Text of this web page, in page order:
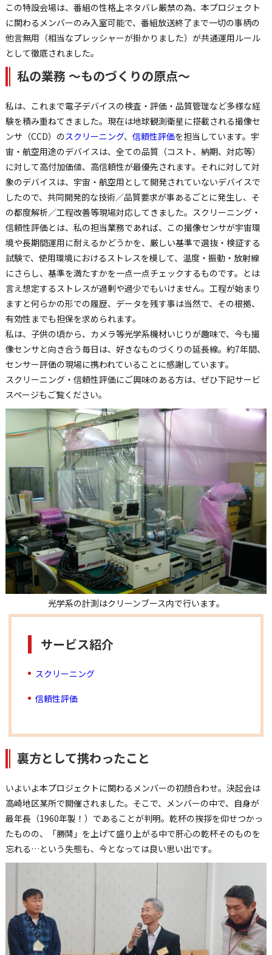
この特設会場は、番組の性格上ネタバレ厳禁の為、本プロジェクト
に関わるメンバーのみ入室可能で、番組放送終了まで一切の事柄の
他言無用（相当なプレッシャーが掛かりました）が共通運用ルール
として徹底されました。
私の業務 ～ものづくりの原点～
私は、これまで電子デバイスの検査・評価・品質管理など多様な経
験を積み重ねてきました。現在は地球観測衛星に搭載される撮像セ
ンサ（CCD）のスクリーニング、 信頼性評価を担当しています。宇
宙・航空用途のデバイスは、全ての品質（コスト、納期、対応等）
に対して高付加価値、高信頼性が最優先されます。それに対して対
象のデバイスは、宇宙・航空用として開発されていないデバイスで
したので、共同開発的な技術／品質要求が事あるごとに発生し、そ
の都度解析／工程改善等現場対応してきました。スクリーニング・
信頼性評価とは、私の担当業務であれば、この撮像センサが宇宙環
境や長期間運用に耐えるかどうかを、厳しい基準で選抜・検証する
試験で、使用環境におけるストレスを模して、温度・振動・放射線
にさらし、基準を満たすかを一点一点チェックするものです。とは
言え想定するストレスが過剰や過少でもいけません。工程が始まり
ますと何らかの形での履歴、データを残す事は当然で、その根拠、
有効性までも担保を求められます。
私は、子供の頃から、カメラ等光学系機材いじりが趣味で、今も撮
像センサと向き合う毎日は、好きなものづくりの延長線。約7年間、
センサー評価の現場に携われていることに感謝しています。
スクリーニング・信頼性評価にご興味のある方は、ぜひ下記サービ
スページもご覧ください。
光学系の計測はクリーンブース内で行います。
サービス紹介
スクリーニング
信頼性評価
裏方として携わったこと
いよいよ本プロジェクトに関わるメンバーの初顔合わせ。決起会は
高崎地区某所で開催されました。そこで、メンバーの中で、自身が
最年長（1960年製！）であることが判明。乾杯の挨拶を仰せつかっ
たものの、「勝鬨」を上げて盛り上がる中で肝心の乾杯そのものを
忘れる…という失態も、今となっては良い思い出です。